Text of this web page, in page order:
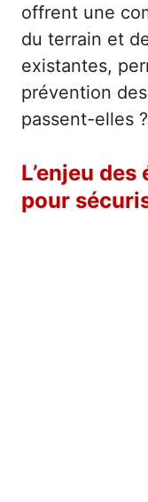
offrent une
du terrain et
existantes,
prévention
passent-elles ?
L’enjeu
pour